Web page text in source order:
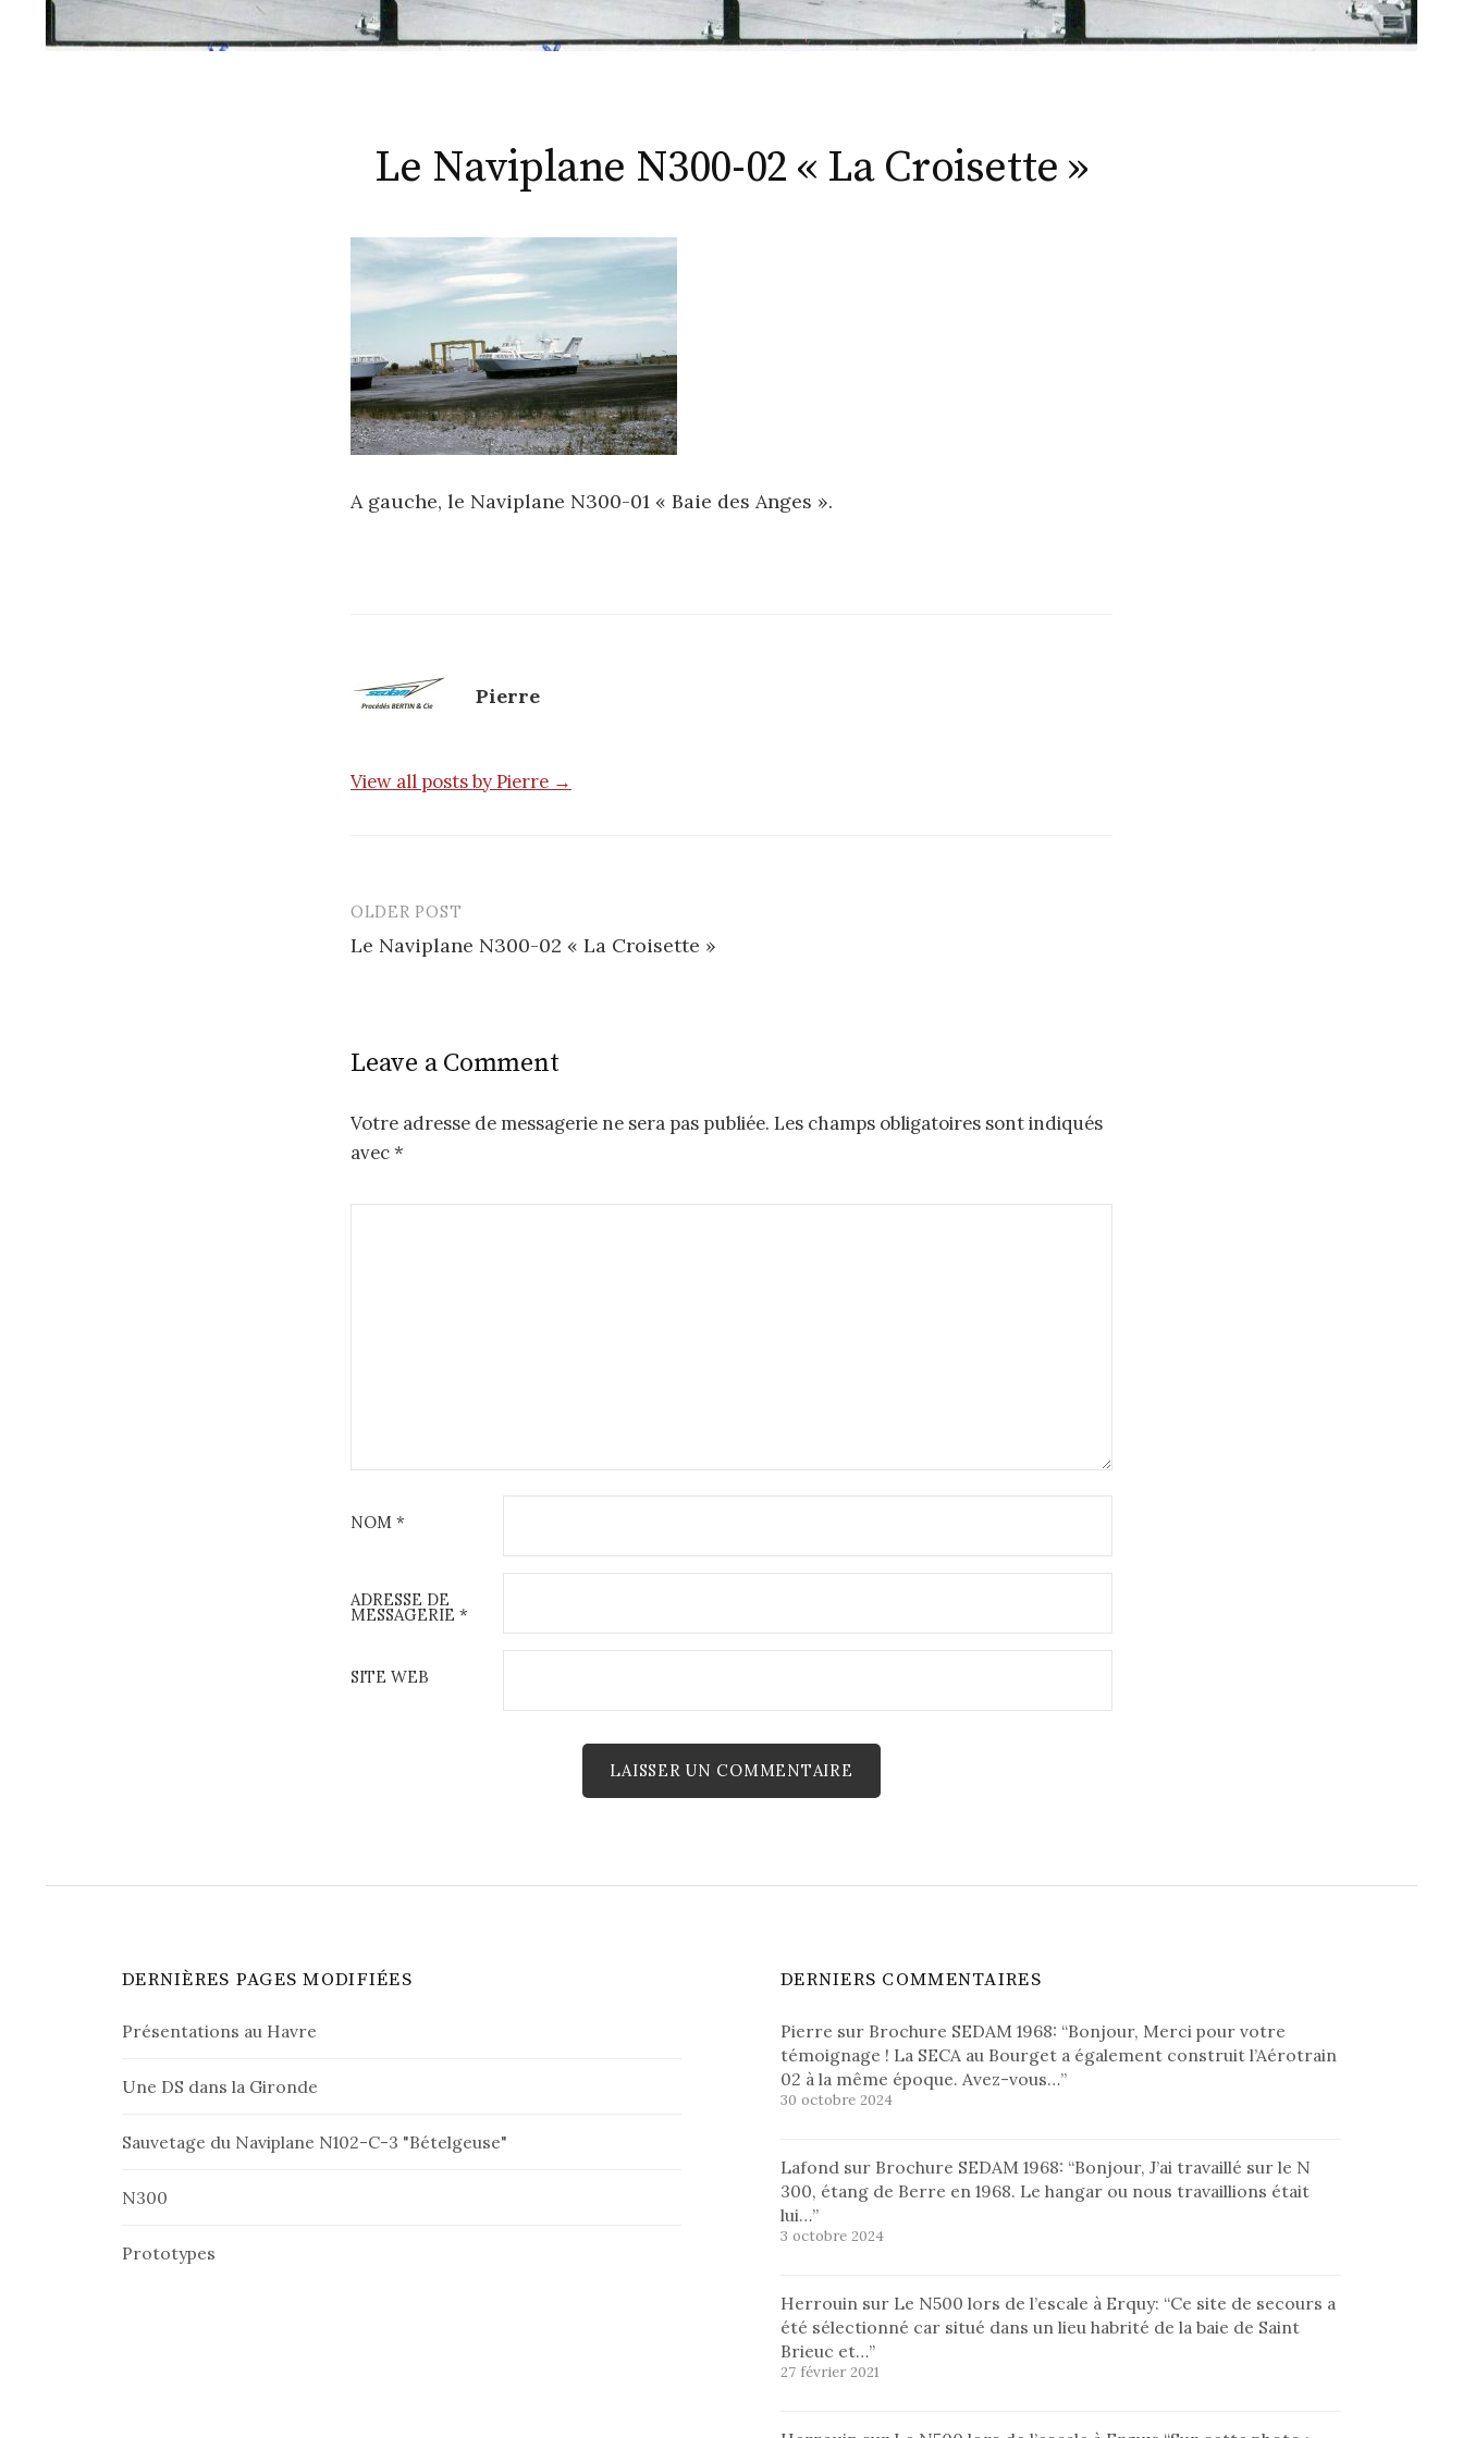
Le Naviplane N300-02 « La Croisette »
A gauche, le Naviplane N300-01 « Baie des Anges ».
Pierre
View all posts by Pierre →
s
t
n
a
n
OLDER POST
Le Naviplane N300-02 « La Croisette »
Leave a Comment
Votre adresse de messagerie ne sera pas publiée. Les champs obligatoires sont indiqués
avec*
NOM *
ADRESSE DE
MESSAGERIE *
SITE WEB
DERNIÈRES PAGES MODIFIÉES
Présentations au Havre
Une DS dans la Gironde
Sauvetage du Naviplane N102-C-3 "Bételgeuse"
N300
Prototypes
DERNIERS COMMENTAIRES
Pierre sur Brochure SEDAM 1968: “Bonjour, Merci pour votre
témoignage ! La SECA au Bourget a également construit l’Aérotrain
02 à la même époque. Avez-vous…”
30 octobre 2024
Lafond sur Brochure SEDAM 1968: “Bonjour, J’ai travaillé sur le N
300, étang de Berre en 1968. Le hangar ou nous travaillions était
lui…”
3 octobre 2024
Herrouin sur Le N500 lors de l’escale à Erquy: “Ce site de secours a
été sélectionné car situé dans un lieu habrité de la baie de Saint
Brieuc et…”
27 février 2021